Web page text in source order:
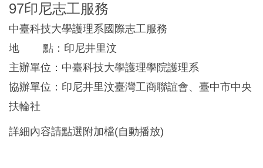
97印尼志工服務
中臺科技大學護理系國際志工服務
地 點：印尼井里汶
主辦單位：中臺科技大學護理學院護理系
協辦單位：印尼井里汶臺灣工商聯誼會、臺中市中央
扶輪社
詳細內容請點選附加檔(自動播放)